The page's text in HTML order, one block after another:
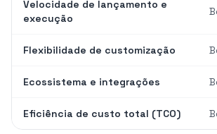
Velocidade de lançamento e
execução
Flexibilidade de customização
Ecossistema e integrações
Eficiência de custo total (TCO)